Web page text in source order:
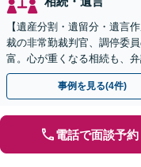
【遺産分割・遺留分・遺言
裁の非常勤裁判官、調停委
富。心が重くなる相続も、
ンライン相談可◉ 【千葉駅徒
事例を見る(4件)
電話で面談予約